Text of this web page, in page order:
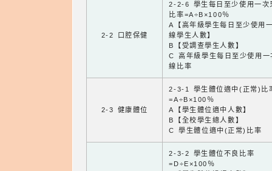
2-2 口腔保健
2-2-6 學生每日至少使用一次
比率=A÷B×100％
A【高年級學生每日至少使用
線學生人數】
B【受調查學生人數】
C 高年級學生每日至少使用一
線比率
2-3 健康體位
2-3-1 學生體位適中(正常)比
=A÷B×100％
A【學生體位適中人數】
B【全校學生總人數】
C 學生體位適中(正常)比率
2-3-2 學生體位不良比率
=D÷E×100％